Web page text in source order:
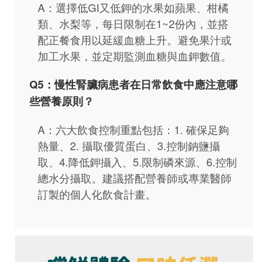
A：選擇低GI又低鉀的水果如蘋果、柑橘
類、水梨等，每日限制在1~2份內，並搭
配正餐食用以延緩血糖上升。避免果汁或
加工水果，並定期監測血糖與血鉀數值。
Q5：慢性腎臟病患者在日常飲食中應注意哪
些營養原則？
A：六大飲食控制重點包括：1. 確保足夠
熱量、2. 攝取優質蛋白、3.控制鈉鹽攝
取、4.降低鉀攝入、5.限制磷來源、6.控制
總水分攝取。建議搭配營養師或專業醫師
訂製的個人化飲食計畫。